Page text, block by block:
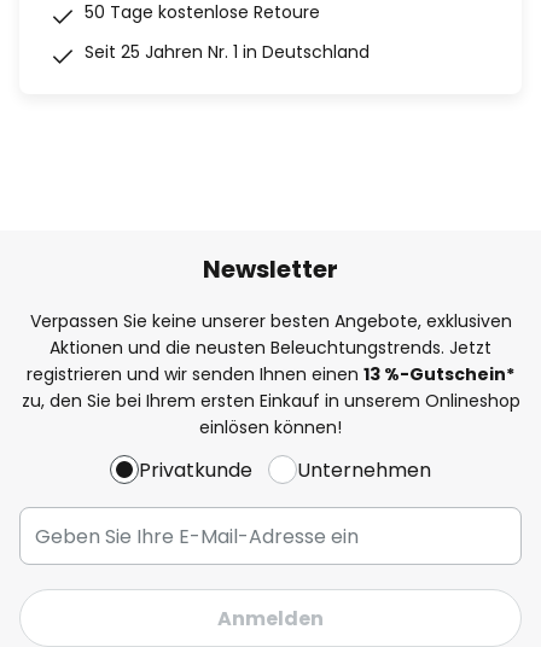
50 Tage kostenlose Retoure
Seit 25 Jahren Nr. 1 in Deutschland
Newsletter
Verpassen Sie keine unserer besten Angebote, exklusiven
Aktionen und die neusten Beleuchtungstrends. Jetzt
registrieren und wir senden Ihnen einen 13 %-Gutschein*
zu, den Sie bei Ihrem ersten Einkauf in unserem Onlineshop
einlösen können!
Privatkunde Unternehmen
Anmelden